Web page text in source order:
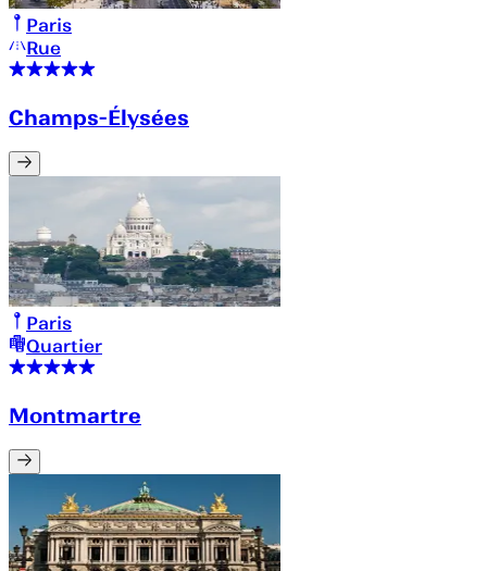
Paris
Rue
Champs-Élysées
Paris
Quartier
Montmartre